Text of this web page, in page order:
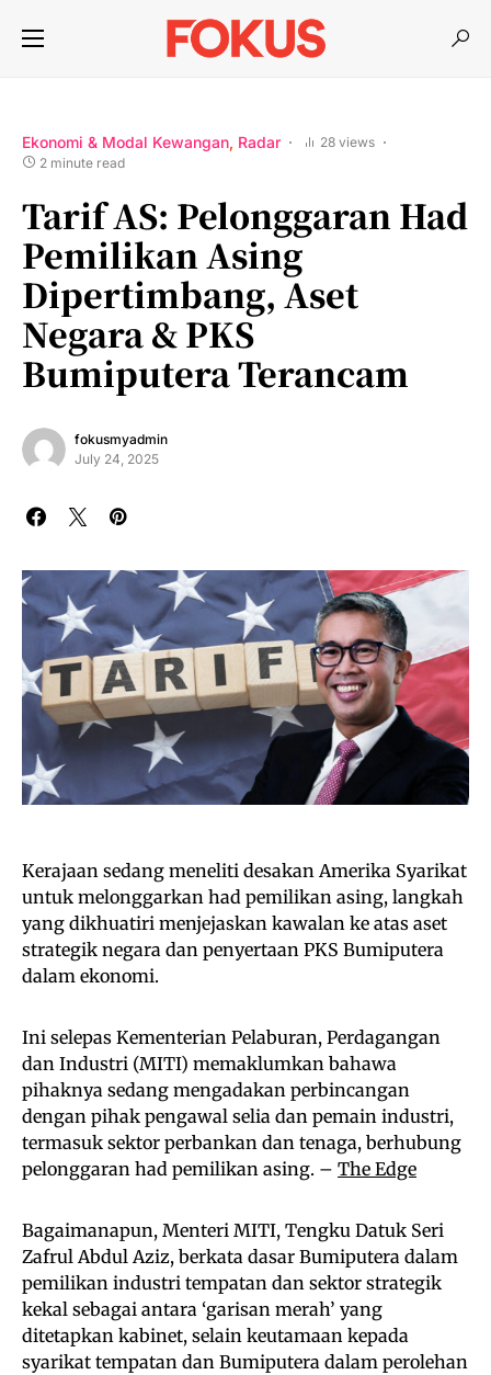
Ekonomi & Modal Kewangan Radar
28 views
2 minute read
Tarif AS: Pelonggaran Had
Pemilikan Asing
Dipertimbang, Aset
Negara & PKS
Bumiputera Terancam
fokusmyadmin
July 24, 2025
Kerajaan sedang meneliti desakan Amerika Syarikat
untuk melonggarkan had pemilikan asing, langkah
yang dikhuatiri menjejaskan kawalan ke atas aset
strategik negara dan penyertaan PKS Bumiputera
dalam ekonomi.
Ini selepas Kementerian Pelaburan, Perdagangan
dan Industri (MITI) memaklumkan bahawa
pihaknya sedang mengadakan perbincangan
dengan pihak pengawal selia dan pemain industri,
termasuk sektor perbankan dan tenaga, berhubung
pelonggaran had pemilikan asing. – The Edge
Bagaimanapun, Menteri MITI, Tengku Datuk Seri
Zafrul Abdul Aziz, berkata dasar Bumiputera dalam
pemilikan industri tempatan dan sektor strategik
kekal sebagai antara ‘garisan merah’ yang
ditetapkan kabinet, selain keutamaan kepada
syarikat tempatan dan Bumiputera dalam perolehan